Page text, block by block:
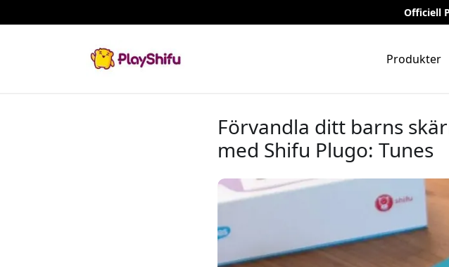
Officiell
Produkter
Förvandla ditt barns
med Shifu Plugo: Tunes